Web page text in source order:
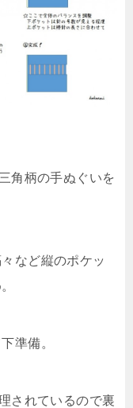
角柄の手ぬぐいを
など縦のポケッ
準備。
されているので裏